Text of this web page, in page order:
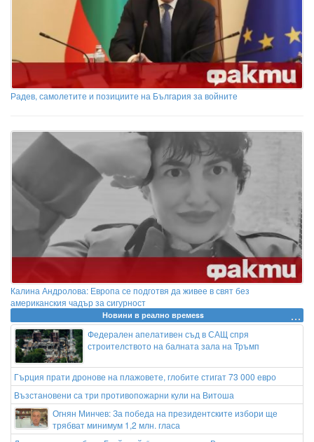
Радев, самолетите и позициите на България за войните
Калина Андролова: Европа се подготвя да живее в свят без
американския чадър за сигурност
Новини в реално времеss
Федерален апелативен съд в САЩ спря
строителството на балната зала на Тръмп
Гърция прати дронове на плажовете, глобите стигат 73 000 евро
Възстановени са три противопожарни кули на Витоша
Огнян Минчев: За победа на президентските избори ще
трябват минимум 1,2 млн. гласа